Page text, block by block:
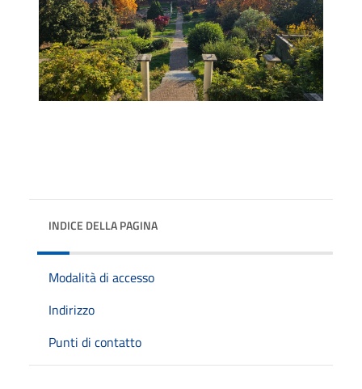
INDICE DELLA PAGINA
Modalità di accesso
Indirizzo
Punti di contatto